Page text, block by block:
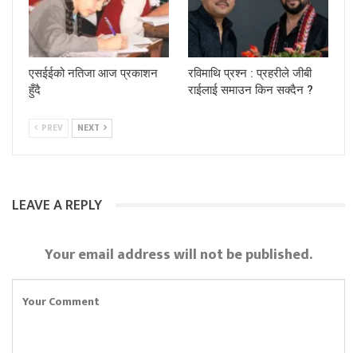
एसईईको नतिजा आज प्रकाशन
हुँदै
रविमाथि प्रश्न : प्रहरीले जीबी
राईलाई समाउन किन सक्दैन ?
PREV NEXT
LEAVE A REPLY
Your email address will not be published.